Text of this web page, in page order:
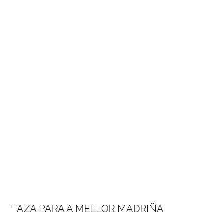
TAZA PARA A MELLOR MADRIÑA